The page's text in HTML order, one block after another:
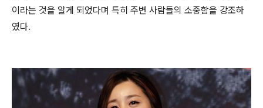
이라는 것을 알게 되었다며 특히 주변 사람들의 소중함을 강조하
였다.